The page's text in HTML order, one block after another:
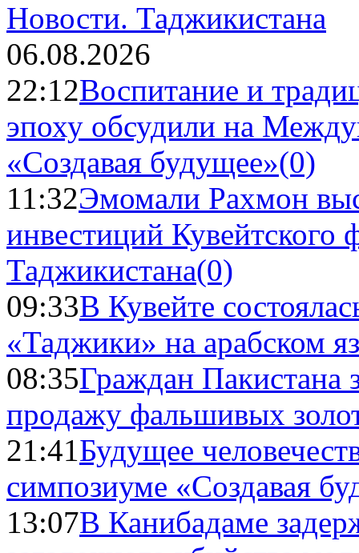
Новости. Таджикистана
06.08.2026
22:12Воспитание и
эпоху обсудили на
«Создавая будущее»(0)
11:32Эмомали Рахмон
инвестиций Кувейтского
Таджикистана(0)
09:33В Кувейте
«Таджики» на арабском
08:35Граждан Пакистана
продажу фальшивых
21:41Будущее
симпозиуме «Создавая
13:07В Канибадаме